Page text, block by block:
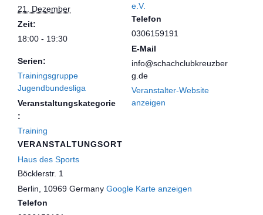
21. Dezember
Zeit:
18:00 - 19:30
Serien:
Trainingsgruppe
Jugendbundesliga
Veranstaltungskategorie
:
Training
VERANSTALTUNGSORT
Haus des Sports
Böcklerstr. 1
Berlin
10969 Germany Google Karte anzeigen
Telefon
e.V.
Telefon
0306159191
E-Mail
info@schachclubkreuzber
g.de
Veranstalter-Website
anzeigen